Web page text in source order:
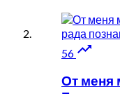
56 
От меня